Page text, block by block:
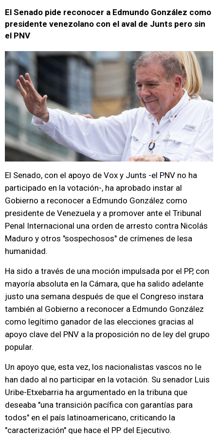
El Senado pide reconocer a Edmundo González como
presidente venezolano con el aval de Junts pero sin
el PNV
El Senado, con el apoyo de Vox y Junts -el PNV no ha
participado en la votación-, ha aprobado instar al
Gobierno a reconocer a Edmundo González como
presidente de Venezuela y a promover ante el Tribunal
Penal Internacional una orden de arresto contra Nicolás
Maduro y otros "sospechosos" de crímenes de lesa
humanidad.
Ha sido a través de una moción impulsada por el PP, con
mayoría absoluta en la Cámara, que ha salido adelante
justo una semana después de que el Congreso instara
también al Gobierno a reconocer a Edmundo González
como legítimo ganador de las elecciones gracias al
apoyo clave del PNV a la proposición no de ley del grupo
popular.
Un apoyo que, esta vez, los nacionalistas vascos no le
han dado al no participar en la votación. Su senador Luis
Uribe-Etxebarria ha argumentado en la tribuna que
deseaba "una transición pacífica con garantías para
todos" en el país latinoamericano, criticando la
"caracterización" que hace el PP del Ejecutivo.